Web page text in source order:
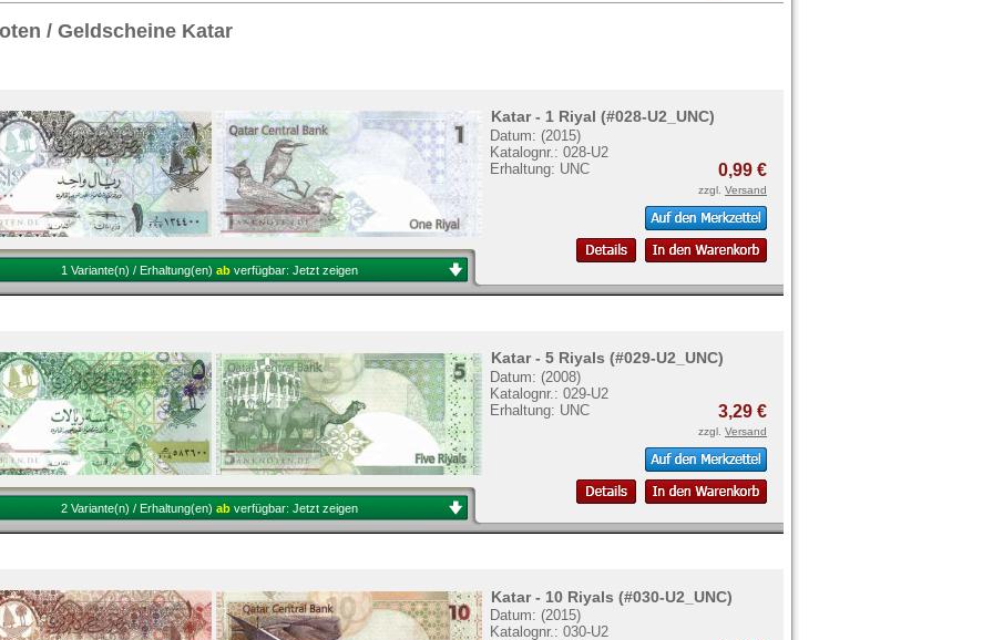
Siehier.
/ Geldscheine Katar
Katar - 1 Riyal (#028-U2_UNC)
Datum: (2015)
Katalognr.: 028-U2
Erhaltung: UNC
0,99 €
zzgl. Versand
1 Variante(n) / Erhaltung(en) ab verfügbar: Jetzt zeigen
Katar - 5 Riyals (#029-U2_UNC)
Datum: (2008)
Katalognr.: 029-U2
Erhaltung: UNC
3,29 €
zzgl. Versand
2 Variante(n) / Erhaltung(en) ab verfügbar: Jetzt zeigen
Katar - 10 Riyals (#030-U2_UNC)
Datum: (2015)
Katalognr.: 030-U2